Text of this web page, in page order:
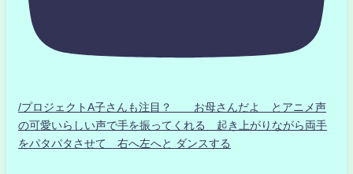
/プロジェクトA子さんも注目？ お母さんだよ とアニメ声
の可愛いらしい声で手を振ってくれる 起き上がりながら両手
をパタパタさせて 右へ左へと ダンスする